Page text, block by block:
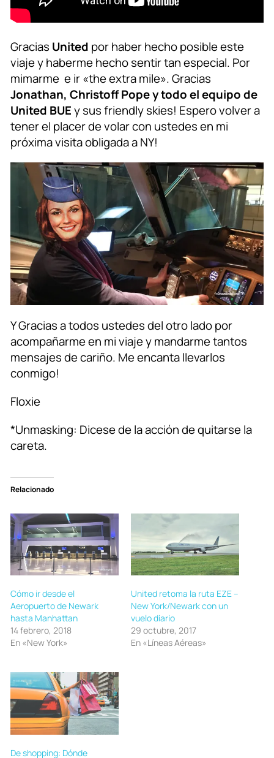
Gracias United por haber hecho posible este
viaje y haberme hecho sentir tan especial. Por
mimarme e ir «the extra mile». Gracias
Jonathan, Christoff Pope y todo el equipo de
United BUEy sus friendly skies! Espero volver a
tener el placer de volar con ustedes en mi
próxima visita obligada a NY!
Y Gracias a todos ustedes del otro lado por
acompañarme en mi viaje y mandarme tantos
mensajes de cariño. Me encanta llevarlos
conmigo!
Floxie
*Unmasking: Dicese de la acción de quitarse la
careta.
Relacionado
Cómo ir desde el
Aeropuerto de Newark
hasta Manhattan
14 febrero, 2018
En «New York»
United retoma la ruta EZE –
New York/Newark con un
vuelo diario
29 octubre, 2017
En «Líneas Aéreas»
De shopping: Dónde